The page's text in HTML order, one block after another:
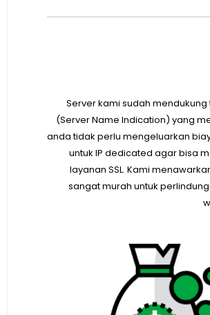
Server kami sudah mendukung
(Server Name Indication) yang
anda tidak perlu mengeluarkan
untuk IP dedicated agar bisa
layanan SSL. Kami
sangat murah untuk